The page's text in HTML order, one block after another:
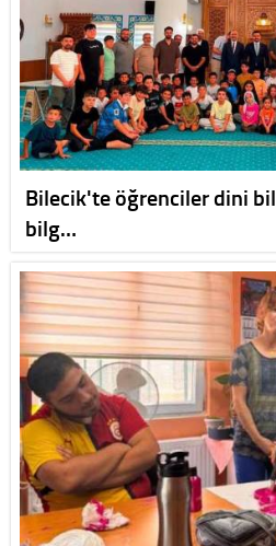
Bilecik'te öğrenciler dini
bilg…